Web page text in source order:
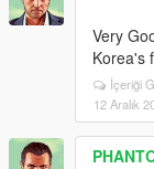
Very
Korea's
İçeriği
12 Aralık